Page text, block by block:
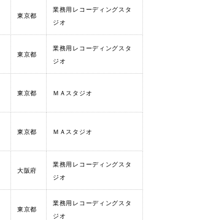
東京都
業務用レコーディングスタ
ジオ
東京都
業務用レコーディングスタ
ジオ
東京都 ＭＡスタジオ
東京都 ＭＡスタジオ
大阪府
業務用レコーディングスタ
ジオ
東京都
業務用レコーディングスタ
ジオ